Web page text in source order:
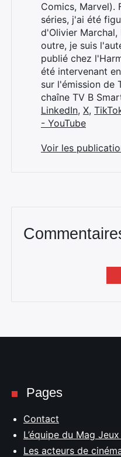
Comics, Marvel).
séries, j'ai été
d'Olivier Marchal,
outre, je suis
publié chez
été intervenant
sur l'émission de
chaîne TV B
LinkedIn, X,
- YouTube
Voir les
Pages
Contact
L’équipe du Mag
Les acteurs de